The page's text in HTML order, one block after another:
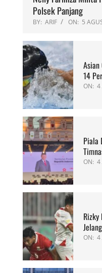
Polsek Panjang
BY: ARIF ON: 5
14
ON: 4
Piala
ON: 4
ON: 4